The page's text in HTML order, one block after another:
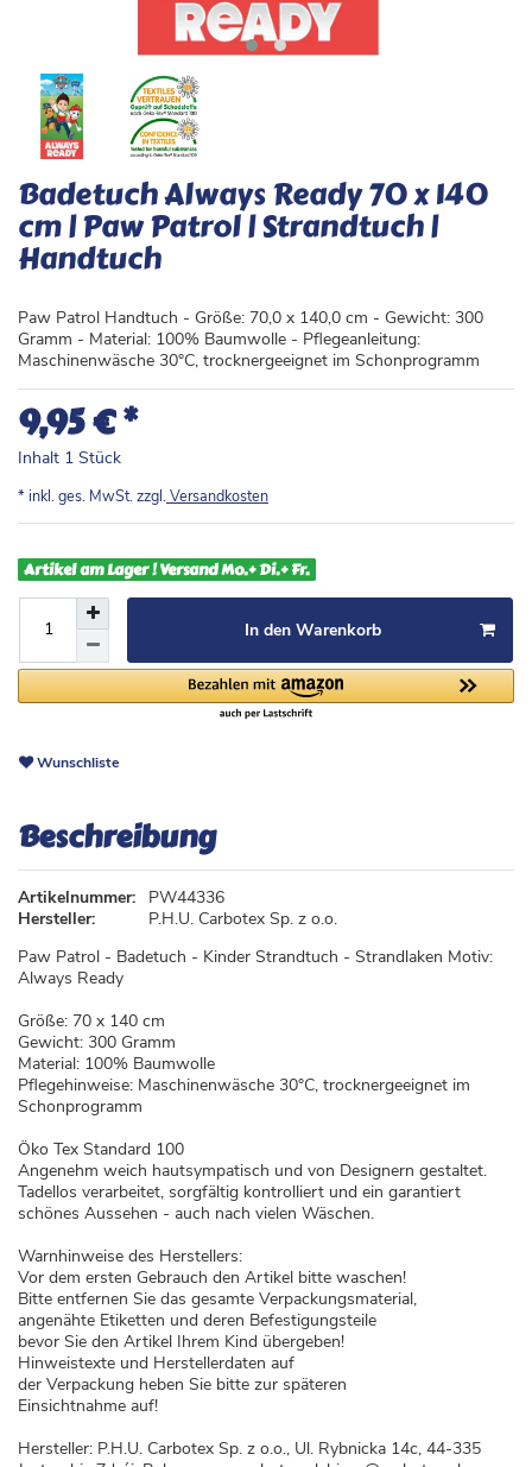
Badetuch Always Ready 70 x 140
cm | Paw Patrol | Strandtuch |
Handtuch
Paw Patrol Handtuch - Größe: 70,0 x 140,0 cm - Gewicht: 300
Gramm - Material: 100% Baumwolle - Pflegeanleitung:
Maschinenwäsche 30°C, trocknergeeignet im Schonprogramm
9,95 €*
Inhalt 1 Stück
* inkl. ges. MwSt. zzgl. Versandkosten
Artikel am Lager ! Versand Mo.+ Di.+ Fr.
In den Warenkorb
Wunschliste
Beschreibung
Artikelnummer:
PW44336
Hersteller:
P.H.U. Carbotex Sp. z o.o.
Paw Patrol - Badetuch - Kinder Strandtuch - Strandlaken Motiv:
Always Ready
Größe: 70 x 140 cm
Gewicht: 300 Gramm
Material: 100% Baumwolle
Pflegehinweise: Maschinenwäsche 30°C, trocknergeeignet im
Schonprogramm
Öko Tex Standard 100
Angenehm weich hautsympatisch und von Designern gestaltet.
Tadellos verarbeitet, sorgfältig kontrolliert und ein garantiert
schönes Aussehen - auch nach vielen Wäschen.
Warnhinweise des Herstellers:
Vor dem ersten Gebrauch den Artikel bitte waschen!
Bitte entfernen Sie das gesamte Verpackungsmaterial,
angenähte Etiketten und deren Befestigungsteile
bevor Sie den Artikel Ihrem Kind übergeben!
Hinweistexte und Herstellerdaten auf
der Verpackung heben Sie bitte zur späteren
Einsichtnahme auf!
Hersteller: P.H.U. Carbotex Sp. z o.o., Ul. Rybnicka 14c, 44-335